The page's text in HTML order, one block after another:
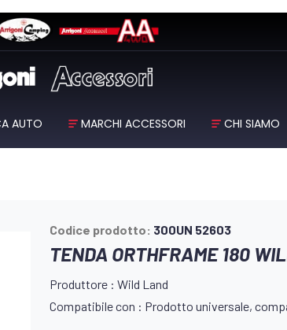
AUTO MARCHI ACCESSORI CHI SIAMO
Codice prodotto: 300UN 52603
TENDA ORTHFRAME 180
Produttore : Wild Land
Compatibile con : Prodotto universale,